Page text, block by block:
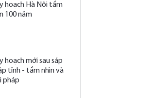
hoạch Hà Nội tầm
100 năm
hoạch mới sau sáp
tỉnh - tầm nhìn và
pháp